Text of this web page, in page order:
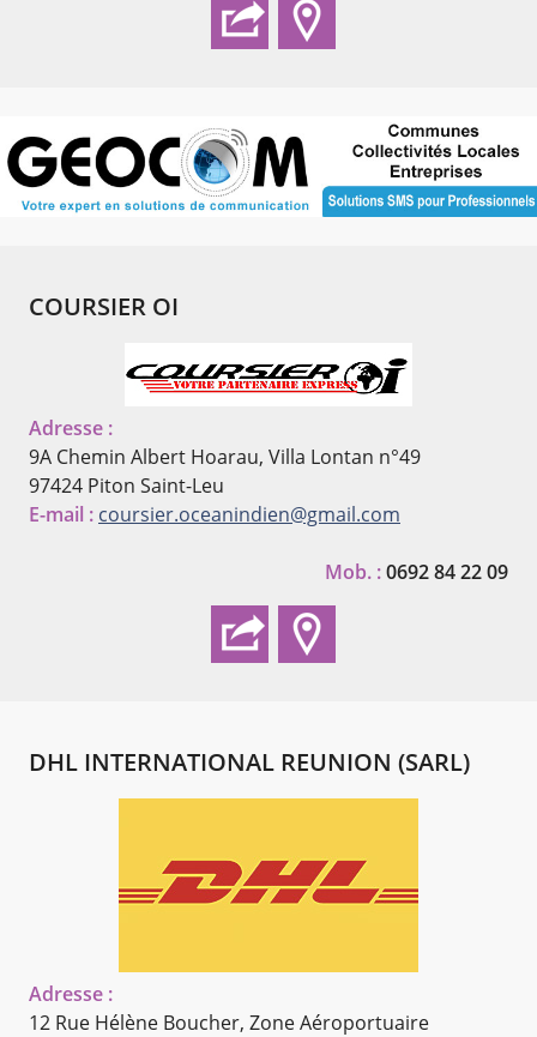
COURSIER OI
Adresse :
9A Chemin Albert Hoarau, Villa Lontan n°49
97424 Piton Saint-Leu
E-mail : coursier.oceanindien@gmail.com
Mob. :0692 84 22 09
DHL INTERNATIONAL REUNION (SARL)
Adresse :
12 Rue Hélène Boucher, Zone Aéroportuaire